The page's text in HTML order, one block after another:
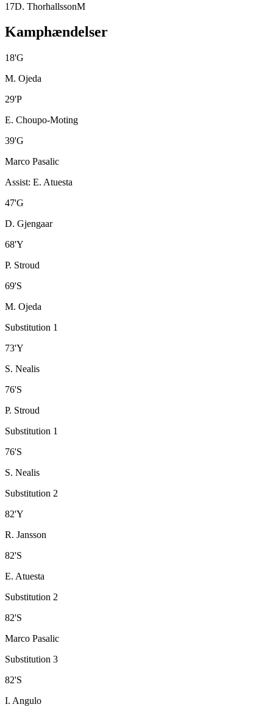
17D. ThorhallssonM
Kamphændelser
18'G
M. Ojeda
29'P
E. Choupo-Moting
39'G
Marco Pasalic
Assist: E. Atuesta
47'G
D. Gjengaar
68'Y
P. Stroud
69'S
M. Ojeda
Substitution 1
73'Y
S. Nealis
76'S
P. Stroud
Substitution 1
76'S
S. Nealis
Substitution 2
82'Y
R. Jansson
82'S
E. Atuesta
Substitution 2
82'S
Marco Pasalic
Substitution 3
82'S
I. Angulo